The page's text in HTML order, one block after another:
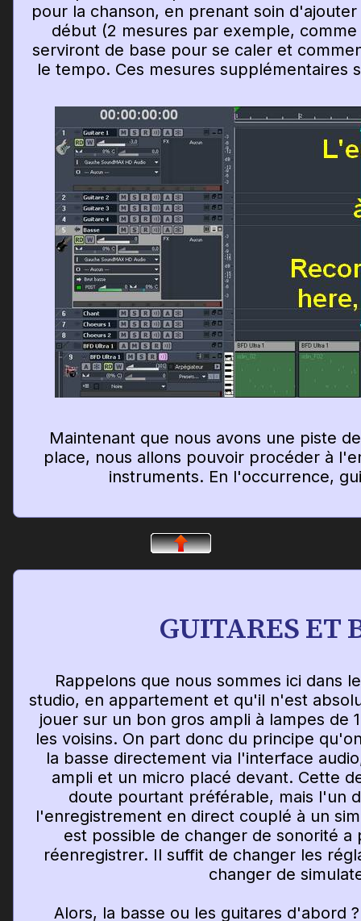
pour la chanson, en prenant soin
début (2 mesures par exemple,
serviront de base pour se caler et
le tempo. Ces mesures supplémentaires
Maintenant que nous avons une piste
place, nous allons pouvoir procéder à
instruments. En l'occurrence,
GUITARES ET
Rappelons que nous sommes ici dans
studio, en appartement et qu'il n'est
jouer sur un bon gros ampli à lampes de
les voisins. On part donc du principe
la basse directement via l'interface
ampli et un micro placé devant. Cette
doute pourtant préférable, mais l'un
l'enregistrement en direct couplé à un
est possible de changer de sonorité a
réenregistrer. Il suffit de changer les
changer de
Alors, la basse ou les guitares d'abord